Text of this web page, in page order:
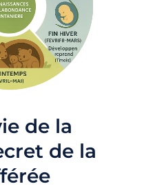
de la
de la